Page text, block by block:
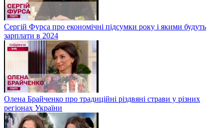
Сергій Фурса про економічні підсумки року і якими будуть
зарплати в 2024
Олена Брайченко про традиційні різдвяні страви у різних
регіонах України